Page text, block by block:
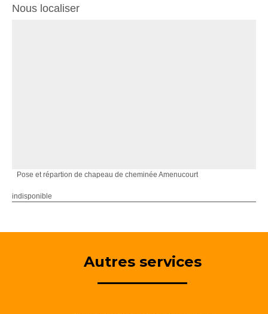
Nous localiser
Pose et répartion de chapeau de cheminée Amenucourt
indisponible
Autres services